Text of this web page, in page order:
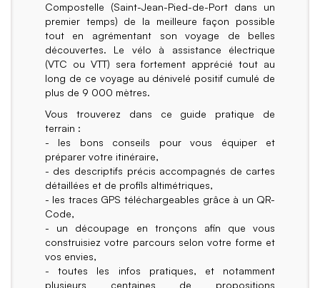
Compostelle (Saint-Jean-Pied-de-Port dans un
premier temps) de la meilleure façon possible
tout en agrémentant son voyage de belles
découvertes. Le vélo à assistance électrique
(VTC ou VTT) sera fortement apprécié tout au
long de ce voyage au dénivelé positif cumulé de
plus de 9 000 mètres.
Vous trouverez dans ce guide pratique de
terrain :
- les bons conseils pour vous équiper et
préparer votre itinéraire,
- des descriptifs précis accompagnés de cartes
détaillées et de profils altimétriques,
- les traces GPS téléchargeables grâce à un QR-
Code,
- un découpage en tronçons afin que vous
construisiez votre parcours selon votre forme et
vos envies,
- toutes les infos pratiques, et notamment
plusieurs centaines de propositions